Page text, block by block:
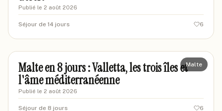
Publié le 2 août 2026
Séjour de 14 jours 6
sandravoyages
Malte
Malte en 8 jours : Valletta, les trois îles et
l'âme méditerranéenne
Publié le 2 août 2026
Séjour de 8 jours 6